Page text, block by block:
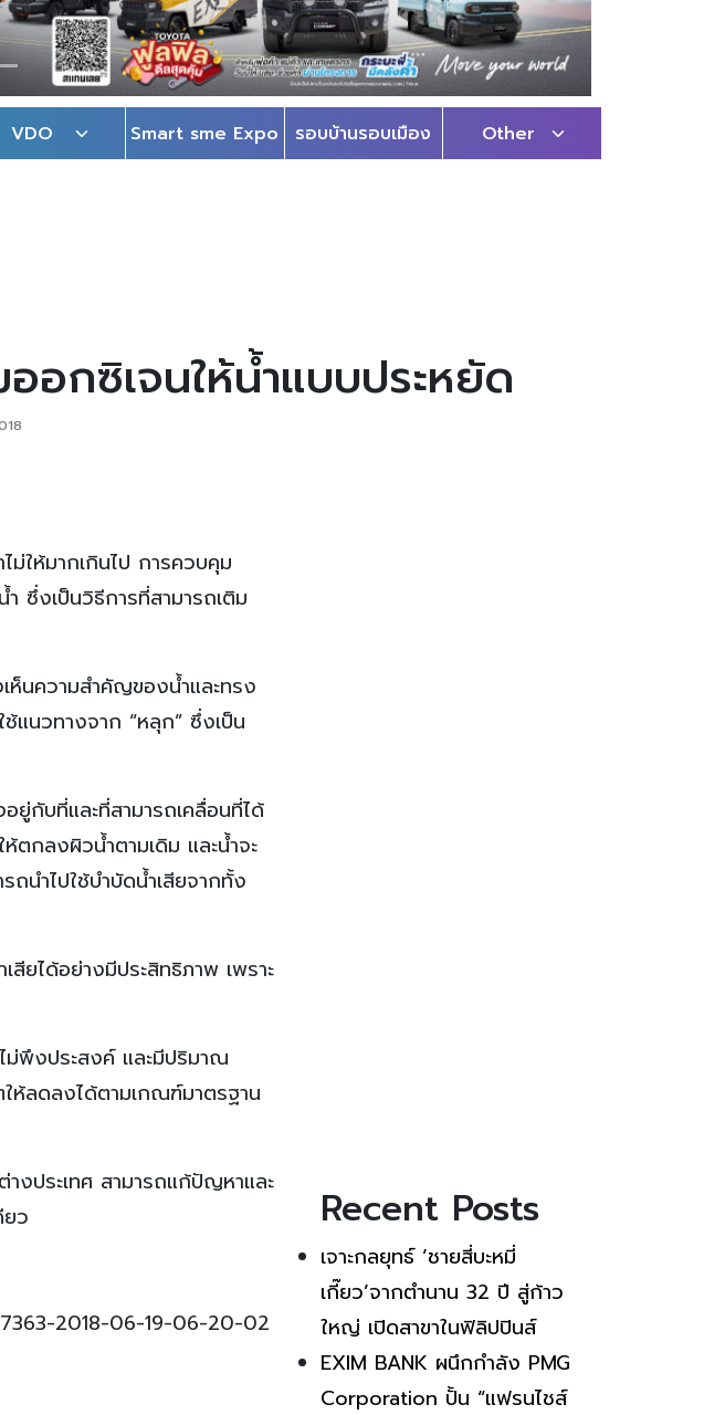
VDO Smart sme Expo รอบบ้านรอบเมือง Other
กซิเจนให้น้ำแบบประหยัด
ให้มากเกินไป การควบคุม
ซึ่งเป็นวิธีการที่สามารถเติม
ห็นความสำคัญของน้ำและทรง
แนวทางจาก “หลุก” ซึ่งเป็น
กับที่และที่สามารถเคลื่อนที่ได้
ตกลงผิวน้ำตามเดิม และน้ำจะ
นำไปใช้บำบัดน้ำเสียจากทั้ง
ยได้อย่างมีประสิทธิภาพ เพราะ
ม่พึงประสงค์ และมีปริมาณ
ห้ลดลงได้ตามเกณฑ์มาตรฐาน
งประเทศ สามารถแก้ปัญหาและ
ว
2018-06-19-06-20-02
Recent Posts
เจาะกลยุทธ์ ‘ชายสี่บะหมี่
เกี๊ยว’จากตำนาน 32 ปี สู่ก้าว
ใหญ่ เปิดสาขาในฟิลิปปินส์
EXIM BANK ผนึกกำลัง PMG
Corporation ปั้น “แฟรนไชส์